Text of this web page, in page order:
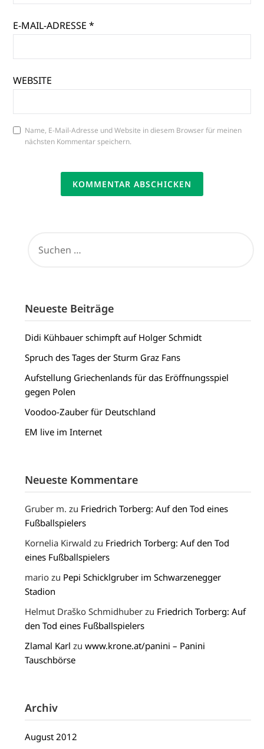
E-MAIL-ADRESSE*
WEBSITE
Name, E-Mail-Adresse und Website in diesem Browser für meinen
nächsten Kommentar speichern.
NACH:
Neueste Beiträge
Didi Kühbauer schimpft auf Holger Schmidt
Spruch des Tages der Sturm Graz Fans
Aufstellung Griechenlands für das Eröffnungsspiel
gegen Polen
Voodoo-Zauber für Deutschland
EM live im Internet
Neueste Kommentare
Gruber m. zu Friedrich Torberg: Auf den Tod eines
Fußballspielers
Kornelia Kirwald zu Friedrich Torberg: Auf den Tod
eines Fußballspielers
mario zu Pepi Schicklgruber im Schwarzenegger
Stadion
Helmut Draško Schmidhuber zu Friedrich Torberg: Auf
den Tod eines Fußballspielers
Zlamal Karl zuwww.krone.at/panini – Panini
Tauschbörse
Archiv
August 2012